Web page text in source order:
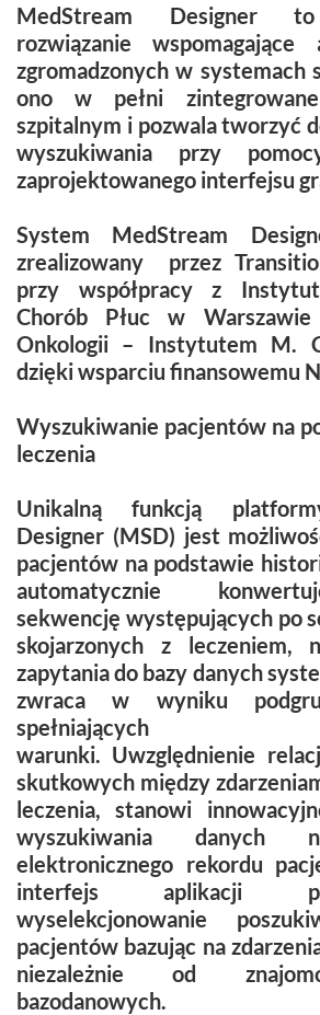
MedStream Designer
rozwiązanie wspomagające
zgromadzonych w systemach
ono w pełni
szpitalnym i pozwala tworzyć
wyszukiwania przy
zaprojektowanego interfejsu
System MedStream
zrealizowany przez
przy współpracy z
Chorób Płuc w
Onkologii – Instytutem M.
dzięki wsparciu finansowemu
Wyszukiwanie pacjentów na
leczenia
Unikalną funkcją
Designer (MSD) jest
pacjentów na podstawie
automatycznie
sekwencję występujących po
skojarzonych z leczeniem,
zapytania do bazy danych
zwraca w wyniku
spełniających
warunki. Uwzględnienie
skutkowych między
leczenia, stanowi
wyszukiwania danych
elektronicznego rekordu
interfejs aplikacji
wyselekcjonowanie
pacjentów bazując na
niezależnie od
bazodanowych.